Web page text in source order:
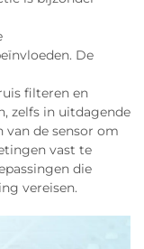
De
filteren en
zelfs in uitdagende
de sensor om
vast te
die
vereisen.